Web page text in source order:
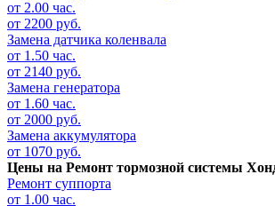
от 2.00 час.
от 2200 руб.
Замена датчика коленвала
от 1.50 час.
от 2140 руб.
Замена генератора
от 1.60 час.
от 2000 руб.
Замена аккумулятора
от 1070 руб.
Цены на Ремонт тормозной системы
Ремонт суппорта
от 1.00 час.